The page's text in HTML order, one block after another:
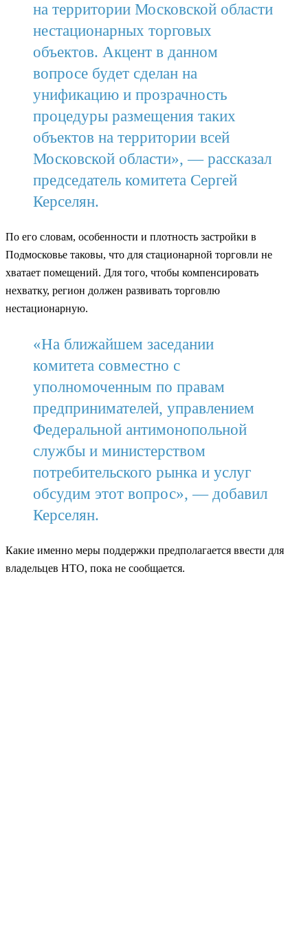
на территории Московской области
нестационарных торговых
объектов. Акцент в данном
вопросе будет сделан на
унификацию и прозрачность
процедуры размещения таких
объектов на территории всей
Московской области», — рассказал
председатель комитета Сергей
Керселян.
По его словам, особенности и плотность застройки в
Подмосковье таковы, что для стационарной торговли не
хватает помещений. Для того, чтобы компенсировать
нехватку, регион должен развивать торговлю
нестационарную.
«На ближайшем заседании
комитета совместно с
уполномоченным по правам
предпринимателей, управлением
Федеральной антимонопольной
службы и министерством
потребительского рынка и услуг
обсудим этот вопрос», — добавил
Керселян.
Какие именно меры поддержки предполагается ввести для
владельцев НТО, пока не сообщается.